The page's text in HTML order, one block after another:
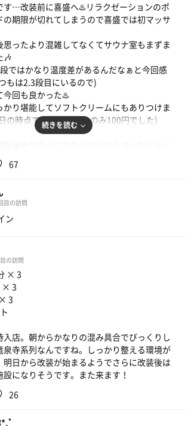
み過ぎました 満腹🫃🫄
生ビール🍺とハイボール
ナ
す…改装前に喜盛へ♨️リラクゼーションのポ
の期限が切れてしまうので喜盛では初マッサ
思ったより混雑してなくてサウナ室もまずま
🎶
ではかなり温度差があるんだなぁと今回感
もは2.3段目にいるので)
今回も良かった♨️
かり堪能してソフトクリームにもありつけま
の時点でバニラソフトのみ100円でした)
さや水風呂)の情報交換が楽しい夜でした〜
夜遅くなってしまい次の日投稿…💦
続きを読む
67
目の訪問
ン
の訪問
× 3
× 3
3
入店。朝からかなりの混み具合でびっくりし
泉寺系列なんですね。しっかり整える環境が
明日から改装が始まるようでさらに改装後は
になりそうです。また来ます！
26
ﾟ